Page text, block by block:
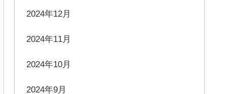
2024年12月
2024年11月
2024年10月
2024年9月